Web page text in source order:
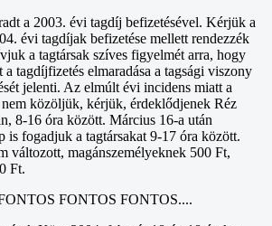
a 2003. évi tagdíj befizetésével. Kérjük a
évi tagdíjak befizetése mellett rendezzék
a tagtársak szíves figyelmét arra, hogy
tagdíjfizetés elmaradása a tagsági viszony
jelenti. Az elmúlt évi incidens miatt a
közöljük, kérjük, érdeklődjenek Réz
8-16 óra között. Március 16-a után
is fogadjuk a tagtársakat 9-17 óra között.
változott, magánszemélyeknek 500 Ft,
Ft.
FONTOS FONTOS....